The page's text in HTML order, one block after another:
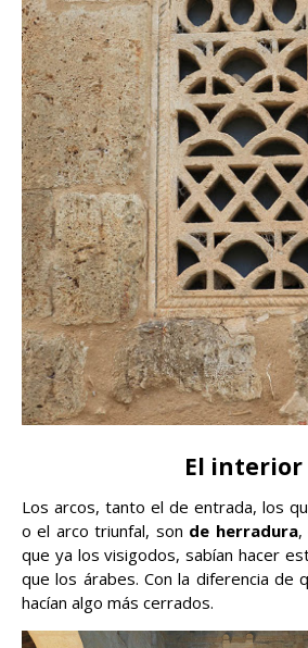
El interior
Los arcos, tanto el de entrada, los
o el arco triunfal, son de herradura,
que ya los visigodos, sabían hacer
que los árabes. Con la diferencia de
hacían algo más cerrados.